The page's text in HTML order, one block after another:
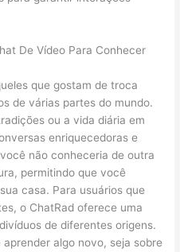
De Vídeo Para Conhecer
que gostam de troca
de várias partes do mundo.
ou a vida diária em
enriquecedoras e
não conheceria de outra
permitindo que você
casa. Para usuários que
o ChatRad oferece uma
de diferentes origens.
algo novo, seja sobre